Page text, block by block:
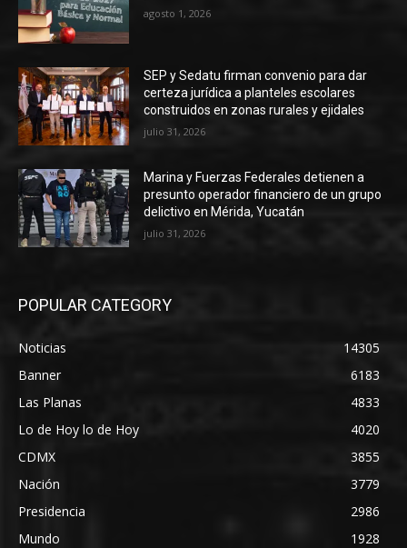
agosto 1, 2026
SEP y Sedatu firman convenio para dar
certeza jurídica a planteles escolares
construidos en zonas rurales y ejidales
julio 31, 2026
Marina y Fuerzas Federales detienen a
presunto operador financiero de un grupo
delictivo en Mérida, Yucatán
julio 31, 2026
POPULAR CATEGORY
Noticias
14305
Banner
6183
Las Planas
4833
Lo de Hoy lo de Hoy
4020
CDMX
3855
Nación
3779
Presidencia
2986
Mundo
1928